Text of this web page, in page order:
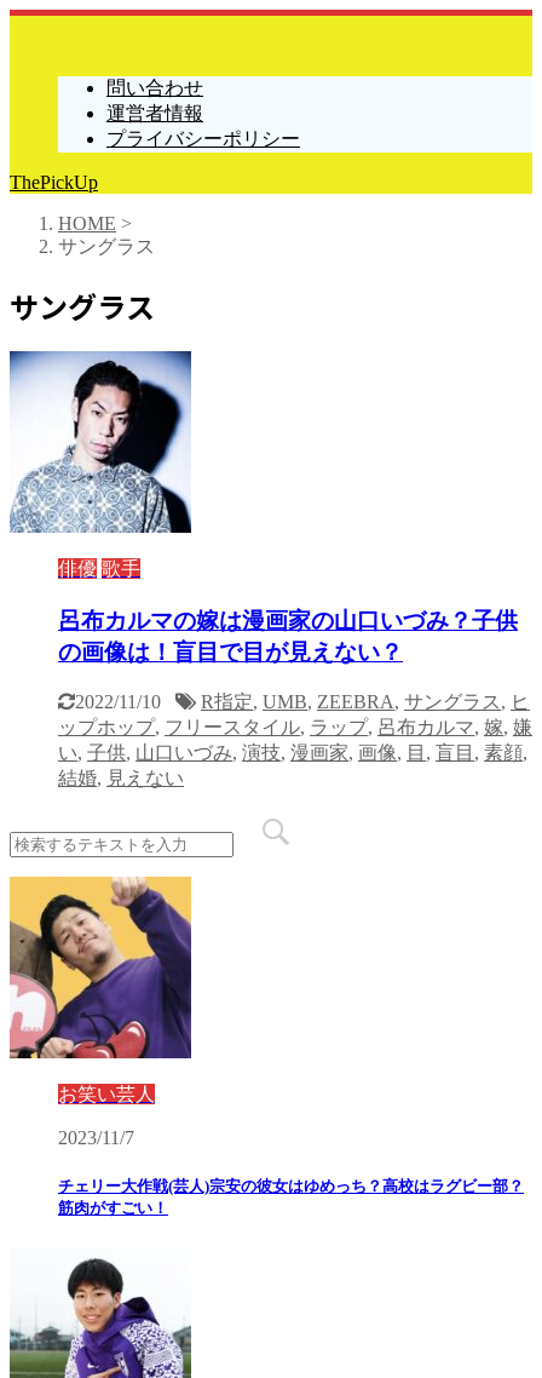
問い合わせ
運営者情報
プライバシーポリシー
ThePickUp
HOME >
サングラス
サングラス
俳優 歌手
呂布カルマの嫁は漫画家の山口いづみ？子供
の画像は！盲目で目が見えない？
2022/11/10 R指定, UMB, ZEEBRA, サングラス , ヒ
ップホップ, フリースタイル, ラップ, 呂布カルマ, 嫁, 嫌
い, 子供, 山口いづみ, 演技, 漫画家, 画像, 目 , 盲目 , 素顔,
結婚, 見えない
お笑い芸人
2023/11/7
チェリー大作戦(芸人)宗安の彼女はゆめっち？高校はラグビー部？
筋肉がすごい！